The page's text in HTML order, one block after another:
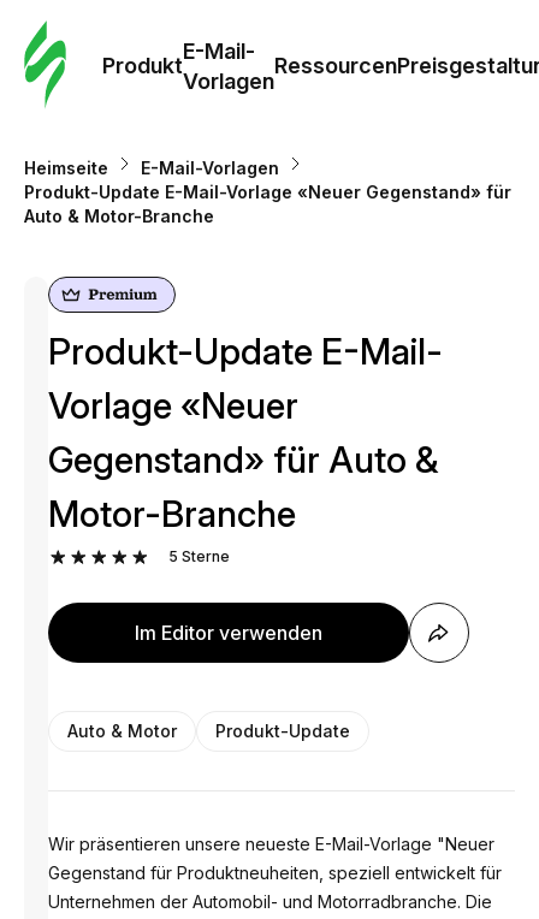
Produkt
E-Mail-
Vorlagen
Ressourcen
Heimseite
E-Mail-Vorlagen
Produkt-Update E-Mail-Vorlage «Neuer Gegenstand» für
Auto & Motor-Branche
Produkt-Update E-Mail-
Vorlage «Neuer
Gegenstand» für Auto &
Motor-Branche
5 Sterne
Im Editor verwenden
Auto & Motor Produkt-Update
Wir präsentieren unsere neueste E-Mail-Vorlage "Neuer
Gegenstand für Produktneuheiten, speziell entwickelt für
Unternehmen der Automobil- und Motorradbranche. Die